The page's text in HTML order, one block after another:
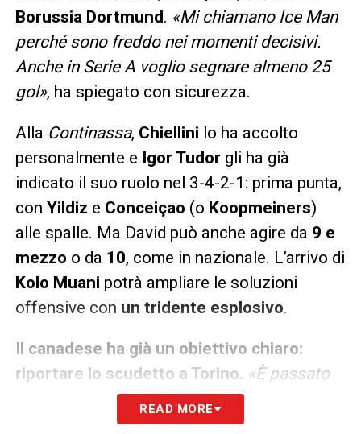
Borussia Dortmund. «Mi chiamano Ice Man
perché sono freddo nei momenti decisivi.
Anche in Serie A voglio segnare almeno 25
gol», ha spiegato con sicurezza.
Alla Continassa, Chiellini lo ha accolto
personalmente e Igor Tudor gli ha già
indicato il suo ruolo nel 3-4-2-1: prima punta,
con Yildiz e Conceiçao (o Koopmeiners)
alle spalle. Ma David può anche agire da 9 e
mezzo o da 10, come in nazionale. L’arrivo di
Kolo Muani potrà ampliare le soluzioni
offensive con un tridente esplosivo.
Il canadese ha già un obiettivo chiaro:
riportare lo scudetto a Torino. «È passato
un po’ di tempo dall’ultimo titolo, ma ogni
stagione può essere quella buona. Bisogna
READ MORE